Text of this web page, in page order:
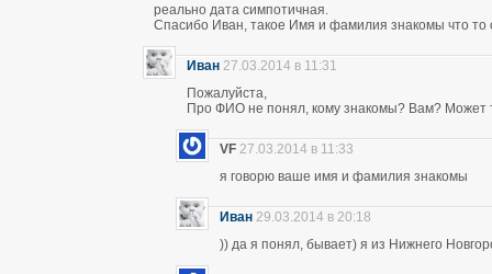
реально дата симпотичная.
Спасибо Иван, такое Имя и фамилия знакомы что то
Иван 27.03.2014 в 11:31
Пожалуйста,
Про ФИО не понял, кому знакомы? Вам? Может
VF 27.03.2014 в 11:33
я говорю ваше имя и фамилия знакомы
Иван 29.03.2014 в 20:18
)) да я понял, бывает) я из Нижнего